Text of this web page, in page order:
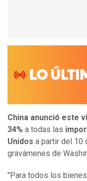
China anunció este
34% a todas las
Unidos a partir del 10
gravámenes de
"Para todos los